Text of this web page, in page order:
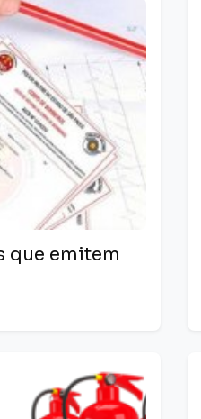
que emitem